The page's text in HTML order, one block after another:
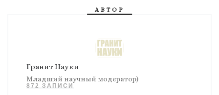
АВТОР
Гранит Науки
Младший научный модератор)
872 ЗАПИСИ